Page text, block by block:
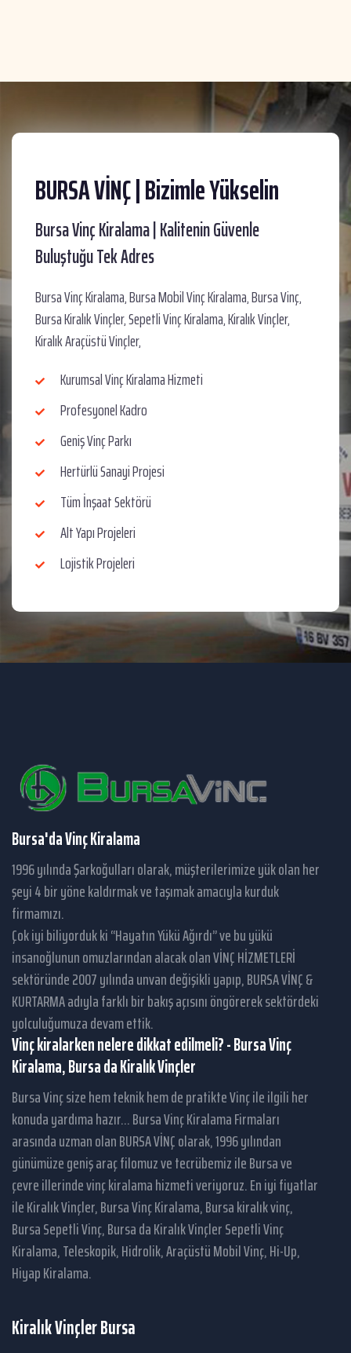
BURSA VİNÇ | Bizimle Yükselin
Bursa Vinç Kiralama | Kalitenin Güvenle
Buluştuğu Tek Adres
Bursa Vinç Kiralama, Bursa Mobil Vinç Kiralama, Bursa Vinç,
Bursa Kiralık Vinçler, Sepetli Vinç Kiralama, Kiralık Vinçler,
Kiralık Araçüstü Vinçler,
Kurumsal Vinç Kiralama Hizmeti
Profesyonel Kadro
Geniş Vinç Parkı
Hertürlü Sanayi Projesi
Tüm İnşaat Sektörü
Alt Yapı Projeleri
Lojistik Projeleri
Bursa'da Vinç Kiralama
1996 yılında Şarkoğulları olarak, müşterilerimize yük olan her
şeyi 4 bir yöne kaldırmak ve taşımak amacıyla kurduk
firmamızı.
Çok iyi biliyorduk ki “Hayatın Yükü Ağırdı” ve bu yükü
insanoğlunun omuzlarından alacak olan VİNÇ HİZMETLERİ
sektöründe 2007 yılında unvan değişikli yapıp, BURSA VİNÇ &
KURTARMA adıyla farklı bir bakış açısını öngörerek sektördeki
yolculuğumuza devam ettik.
Vinç kiralarken nelere dikkat edilmeli? - Bursa Vinç
Kiralama, Bursa da Kiralık Vinçler
Bursa Vinç size hem teknik hem de pratikte Vinç ile ilgili her
konuda yardıma hazır... Bursa Vinç Kiralama Firmaları
arasında uzman olan BURSA VİNÇ olarak, 1996 yılından
günümüze geniş araç filomuz ve tecrübemiz ile Bursa ve
çevre illerinde vinç kiralama hizmeti veriyoruz. En iyi fiyatlar
ile Kiralık Vinçler, Bursa Vinç Kiralama, Bursa kiralık vinç,
Bursa Sepetli Vinç, Bursa da Kiralık Vinçler Sepetli Vinç
Kiralama, Teleskopik, Hidrolik, Araçüstü Mobil Vinç, Hi-Up,
Hiyap Kiralama.
Kiralık Vinçler Bursa